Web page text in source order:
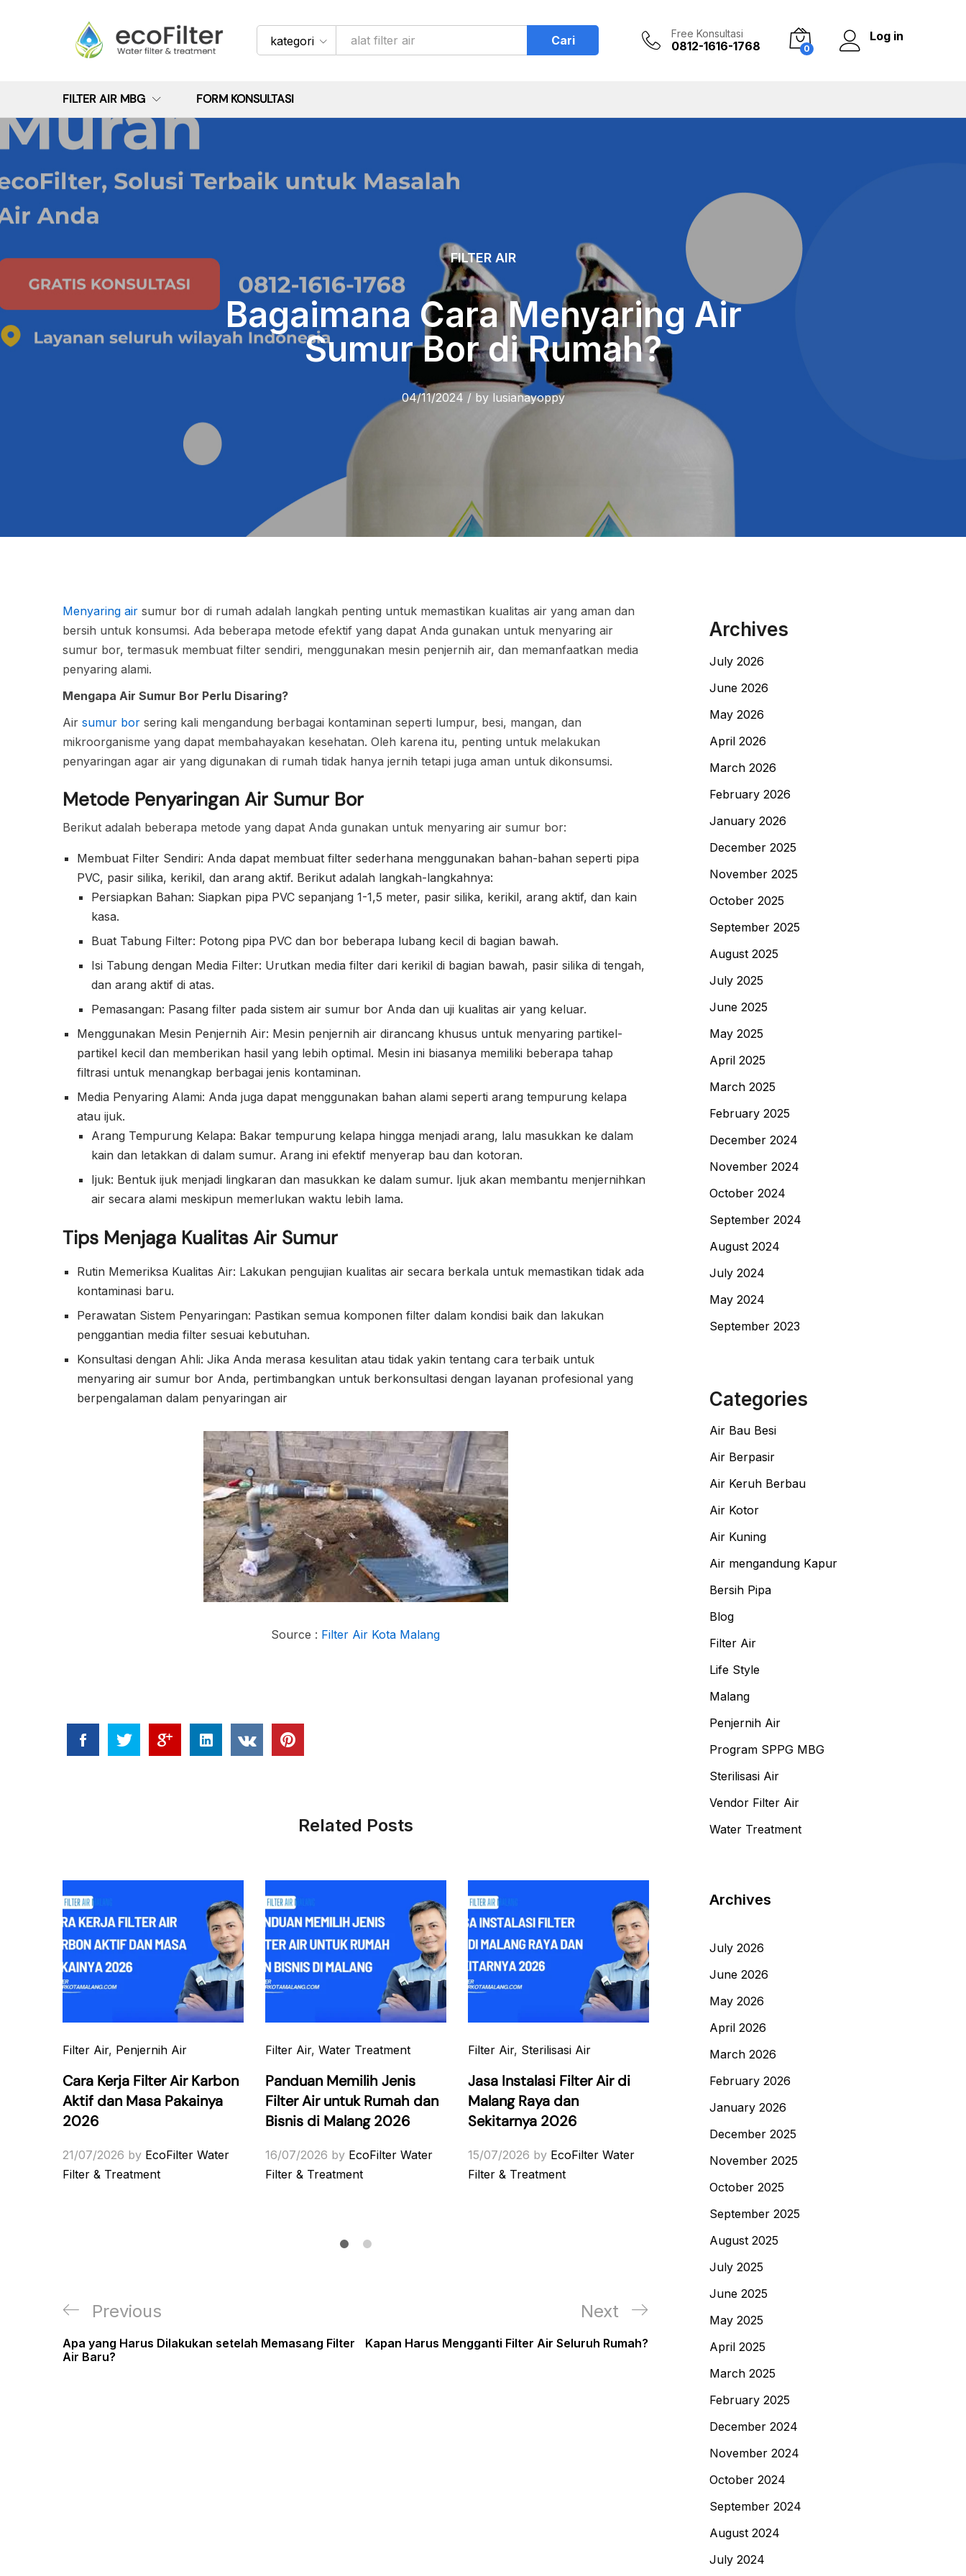
kategori Cari Free Konsultasi
0812-1616-1768 0
Log in
FILTER AIR MBG FORM KONSULTASI
FILTER AIR
Bagaimana Cara Menyaring Air
Sumur Bor di Rumah?
04/11/2024 /by lusianayoppy
Menyaring air sumur bor di rumah adalah langkah penting untuk memastikan kualitas air yang aman dan
bersih untuk konsumsi. Ada beberapa metode efektif yang dapat Anda gunakan untuk menyaring air
sumur bor, termasuk membuat filter sendiri, menggunakan mesin penjernih air, dan memanfaatkan media
penyaring alami.
Mengapa Air Sumur Bor Perlu Disaring?
Air sumur bor sering kali mengandung berbagai kontaminan seperti lumpur, besi, mangan, dan
mikroorganisme yang dapat membahayakan kesehatan. Oleh karena itu, penting untuk melakukan
penyaringan agar air yang digunakan di rumah tidak hanya jernih tetapi juga aman untuk dikonsumsi.
Metode Penyaringan Air Sumur Bor
Berikut adalah beberapa metode yang dapat Anda gunakan untuk menyaring air sumur bor:
Membuat Filter Sendiri: Anda dapat membuat filter sederhana menggunakan bahan-bahan seperti pipa
PVC, pasir silika, kerikil, dan arang aktif. Berikut adalah langkah-langkahnya:
Persiapkan Bahan: Siapkan pipa PVC sepanjang 1-1,5 meter, pasir silika, kerikil, arang aktif, dan kain
kasa.
Buat Tabung Filter: Potong pipa PVC dan bor beberapa lubang kecil di bagian bawah.
Isi Tabung dengan Media Filter: Urutkan media filter dari kerikil di bagian bawah, pasir silika di tengah,
dan arang aktif di atas.
Pemasangan: Pasang filter pada sistem air sumur bor Anda dan uji kualitas air yang keluar.
Menggunakan Mesin Penjernih Air: Mesin penjernih air dirancang khusus untuk menyaring partikel-
partikel kecil dan memberikan hasil yang lebih optimal. Mesin ini biasanya memiliki beberapa tahap
filtrasi untuk menangkap berbagai jenis kontaminan.
Media Penyaring Alami: Anda juga dapat menggunakan bahan alami seperti arang tempurung kelapa
atau ijuk.
Arang Tempurung Kelapa: Bakar tempurung kelapa hingga menjadi arang, lalu masukkan ke dalam
kain dan letakkan di dalam sumur. Arang ini efektif menyerap bau dan kotoran.
Ijuk: Bentuk ijuk menjadi lingkaran dan masukkan ke dalam sumur. Ijuk akan membantu menjernihkan
air secara alami meskipun memerlukan waktu lebih lama.
Tips Menjaga Kualitas Air Sumur
Rutin Memeriksa Kualitas Air: Lakukan pengujian kualitas air secara berkala untuk memastikan tidak ada
kontaminasi baru.
Perawatan Sistem Penyaringan: Pastikan semua komponen filter dalam kondisi baik dan lakukan
penggantian media filter sesuai kebutuhan.
Konsultasi dengan Ahli: Jika Anda merasa kesulitan atau tidak yakin tentang cara terbaik untuk
menyaring air sumur bor Anda, pertimbangkan untuk berkonsultasi dengan layanan profesional yang
berpengalaman dalam penyaringan air
Source : Filter Air Kota Malang
Related Posts
Filter Air, Penjernih Air
Cara Kerja Filter Air Karbon
Aktif dan Masa Pakainya
2026
21/07/2026 by EcoFilter Water
Filter & Treatment
Filter Air, Water Treatment
Panduan Memilih Jenis
Filter Air untuk Rumah dan
Bisnis di Malang 2026
16/07/2026 by EcoFilter Water
Filter & Treatment
Filter Air, Sterilisasi Air
Jasa Instalasi Filter Air di
Malang Raya dan
Sekitarnya 2026
15/07/2026 by EcoFilter Water
Filter & Treatment
Air Kuning,Filter Air
Filter Air Kuning Malang
Jernihkan Air Sumur Mulai
30/06/2026by EcoFilter Water
Post
navigation
Previous
Post
Previous
Apa yang Harus Dilakukan setelah Memasang Filter
Air Baru?
Next
Post
Next
Kapan Harus Mengganti Filter Air Seluruh Rumah?
Archives
July 2026
June 2026
May 2026
April 2026
March 2026
February 2026
January 2026
December 2025
November 2025
October 2025
September 2025
August 2025
July 2025
June 2025
May 2025
April 2025
March 2025
February 2025
December 2024
November 2024
October 2024
September 2024
August 2024
July 2024
May 2024
September 2023
Categories
Air Bau Besi
Air Berpasir
Air Keruh Berbau
Air Kotor
Air Kuning
Air mengandung Kapur
Bersih Pipa
Blog
Filter Air
Life Style
Malang
Penjernih Air
Program SPPG MBG
Sterilisasi Air
Vendor Filter Air
Water Treatment
Archives
July 2026
June 2026
May 2026
April 2026
March 2026
February 2026
January 2026
December 2025
November 2025
October 2025
September 2025
August 2025
July 2025
June 2025
May 2025
April 2025
March 2025
February 2025
December 2024
November 2024
October 2024
September 2024
August 2024
July 2024